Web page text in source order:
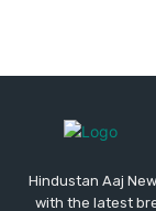
Hindustan Aaj
with the latest